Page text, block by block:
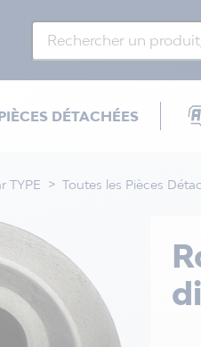
DÉTACHÉES
TYPE Toutes les Pièces